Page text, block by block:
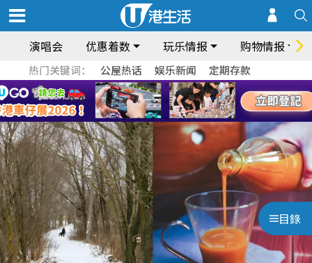
演唱会 优惠着数 玩乐情报 购物情报
热门关键词： 公屋热话 娱乐新闻 定期存款
目錄